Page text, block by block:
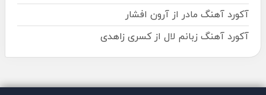
آکورد آهنگ مادر از آرون افشار
آکورد آهنگ زبانم لال از کسری زاهدی